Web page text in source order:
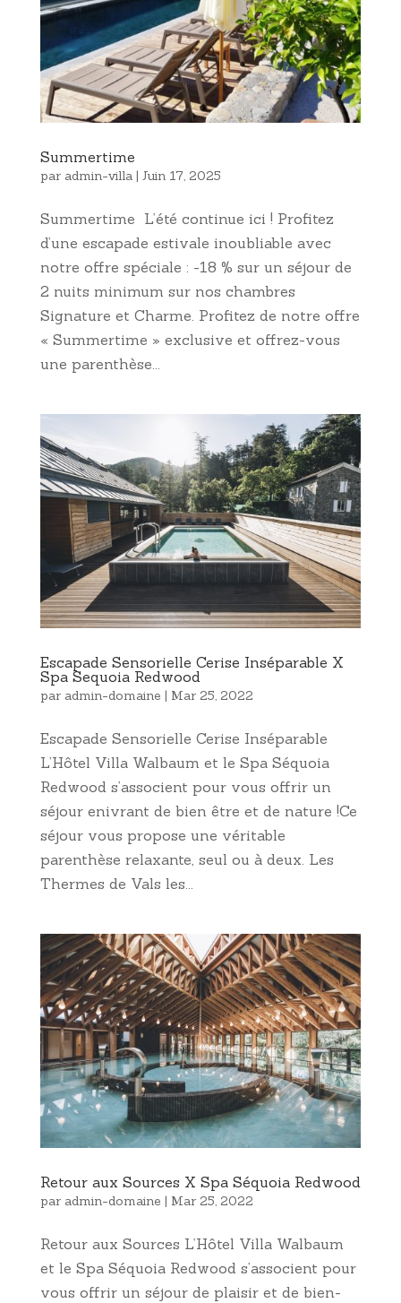
Summertime
par admin-villa| Juin 17, 2025
Summertime L’été continue ici ! Profitez
d’une escapade estivale inoubliable avec
notre offre spéciale : -18 % sur un séjour de
2 nuits minimum sur nos chambres
Signature et Charme. Profitez de notre offre
« Summertime » exclusive et offrez-vous
une parenthèse...
Escapade Sensorielle Cerise Inséparable X
Spa Sequoia Redwood
par admin-domaine | Mar 25, 2022
Escapade Sensorielle Cerise Inséparable
L’Hôtel Villa Walbaum et le Spa Séquoia
Redwood s’associent pour vous offrir un
séjour enivrant de bien être et de nature !Ce
séjour vous propose une véritable
parenthèse relaxante, seul ou à deux. Les
Thermes de Vals les...
Retour aux Sources X Spa Séquoia Redwood
par admin-domaine | Mar 25, 2022
Retour aux Sources L’Hôtel Villa Walbaum
et le Spa Séquoia Redwood s’associent pour
vous offrir un séjour de plaisir et de bien-